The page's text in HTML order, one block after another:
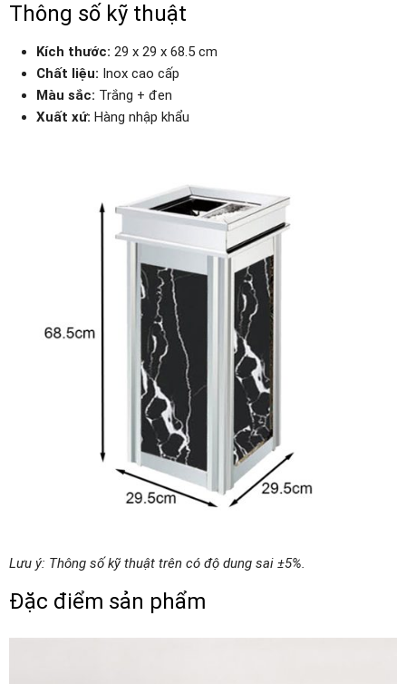
Thông số kỹ thuật
Kích thước: 29 x 29 x 68.5 cm
Chất liệu: Inox cao cấp
Màu sắc: Trắng + đen
Xuất xứ: Hàng nhập khẩu
Lưu ý: Thông số kỹ thuật trên có độ dung sai ±5%.
Đặc điểm sản phẩm